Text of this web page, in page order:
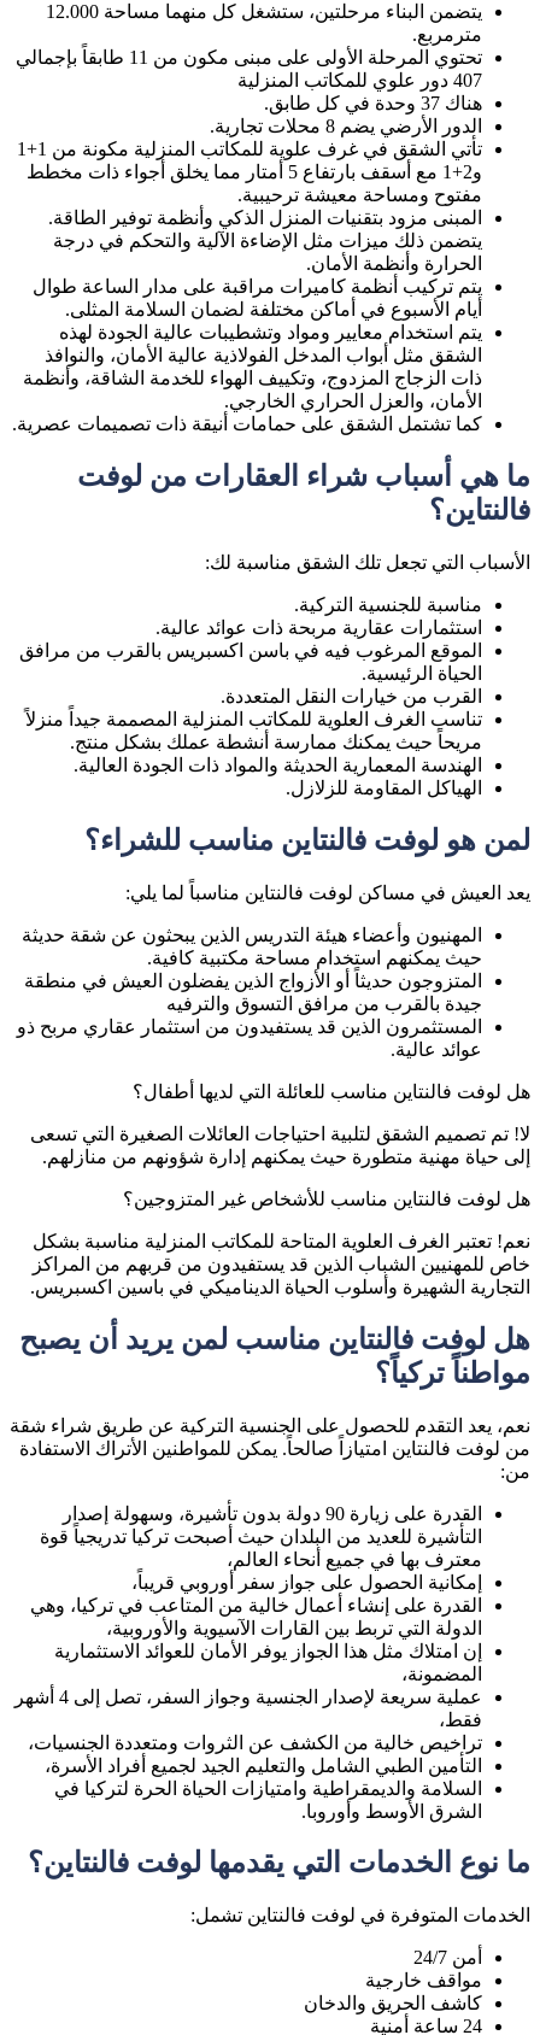
يتضمن البناء مرحلتين، ستشغل كل منهما مساحة 12.000
مترمربع.
تحتوي المرحلة الأولى على مبنى مكون من 11 طابقاً بإجمالي
407 دور علوي للمكاتب المنزلية
هناك 37 وحدة في كل طابق.
الدور الأرضي يضم 8 محلات تجارية.
تأتي الشقق في غرف علوية للمكاتب المنزلية مكونة من 1+1
و2+1 مع أسقف بارتفاع 5 أمتار مما يخلق أجواء ذات مخطط
مفتوح ومساحة معيشة ترحيبية.
المبنى مزود بتقنيات المنزل الذكي وأنظمة توفير الطاقة.
يتضمن ذلك ميزات مثل الإضاءة الآلية والتحكم في درجة
الحرارة وأنظمة الأمان.
يتم تركيب أنظمة كاميرات مراقبة على مدار الساعة طوال
أيام الأسبوع في أماكن مختلفة لضمان السلامة المثلى.
يتم استخدام معايير ومواد وتشطيبات عالية الجودة لهذه
الشقق مثل أبواب المدخل الفولاذية عالية الأمان، والنوافذ
ذات الزجاج المزدوج، وتكييف الهواء للخدمة الشاقة، وأنظمة
الأمان، والعزل الحراري الخارجي.
كما تشتمل الشقق على حمامات أنيقة ذات تصميمات عصرية.
ما هي أسباب شراء العقارات من لوفت
فالنتاين؟
الأسباب التي تجعل تلك الشقق مناسبة لك:
مناسبة للجنسية التركية.
استثمارات عقارية مربحة ذات عوائد عالية.
الموقع المرغوب فيه في باسن اكسبريس بالقرب من مرافق
الحياة الرئيسية.
القرب من خيارات النقل المتعددة.
تناسب الغرف العلوية للمكاتب المنزلية المصممة جيداً منزلاً
مريحاً حيث يمكنك ممارسة أنشطة عملك بشكل منتج.
الهندسة المعمارية الحديثة والمواد ذات الجودة العالية.
الهياكل المقاومة للزلازل.
لمن هو لوفت فالنتاين مناسب للشراء؟
يعد العيش في مساكن لوفت فالنتاين مناسباً لما يلي:
المهنيون وأعضاء هيئة التدريس الذين يبحثون عن شقة حديثة
حيث يمكنهم استخدام مساحة مكتبية كافية.
المتزوجون حديثاً أو الأزواج الذين يفضلون العيش في منطقة
جيدة بالقرب من مرافق التسوق والترفيه
المستثمرون الذين قد يستفيدون من استثمار عقاري مربح ذو
عوائد عالية.
هل لوفت فالنتاين مناسب للعائلة التي لديها أطفال؟
لا! تم تصميم الشقق لتلبية احتياجات العائلات الصغيرة التي تسعى
إلى حياة مهنية متطورة حيث يمكنهم إدارة شؤونهم من منازلهم.
هل لوفت فالنتاين مناسب للأشخاص غير المتزوجين؟
نعم! تعتبر الغرف العلوية المتاحة للمكاتب المنزلية مناسبة بشكل
خاص للمهنيين الشباب الذين قد يستفيدون من قربهم من المراكز
التجارية الشهيرة وأسلوب الحياة الديناميكي في باسين اكسبريس.
هل لوفت فالنتاين مناسب لمن يريد أن يصبح
مواطناً تركياً؟
نعم، يعد التقدم للحصول على الجنسية التركية عن طريق شراء شقة
من لوفت فالنتاين امتيازاً صالحاً. يمكن للمواطنين الأتراك الاستفادة
من:
القدرة على زيارة 90 دولة بدون تأشيرة، وسهولة إصدار
التأشيرة للعديد من البلدان حيث أصبحت تركيا تدريجياً قوة
معترف بها في جميع أنحاء العالم،
إمكانية الحصول على جواز سفر أوروبي قريباً،
القدرة على إنشاء أعمال خالية من المتاعب في تركيا، وهي
الدولة التي تربط بين القارات الآسيوية والأوروبية،
إن امتلاك مثل هذا الجواز يوفر الأمان للعوائد الاستثمارية
المضمونة،
عملية سريعة لإصدار الجنسية وجواز السفر، تصل إلى 4 أشهر
فقط،
تراخيص خالية من الكشف عن الثروات ومتعددة الجنسيات،
التأمين الطبي الشامل والتعليم الجيد لجميع أفراد الأسرة،
السلامة والديمقراطية وامتيازات الحياة الحرة لتركيا في
الشرق الأوسط وأوروبا.
ما نوع الخدمات التي يقدمها لوفت فالنتاين؟
الخدمات المتوفرة في لوفت فالنتاين تشمل:
أمن 24/7
مواقف خارجية
كاشف الحريق والدخان
24 ساعة أمنية